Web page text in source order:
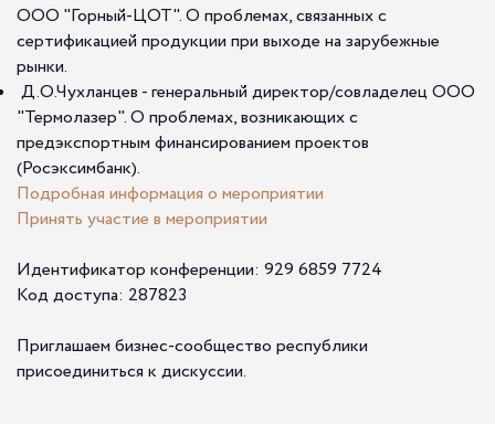
ООО "Горный-ЦОТ". О проблемах, связанных с
сертификацией продукции при выходе на зарубежные
рынки.
Д.О.Чухланцев - генеральный директор/совладелец ООО
"Термолазер". О проблемах, возникающих с
предэкспортным финансированием проектов
(Росэксимбанк).
Подробная информация о мероприятии
Принять участие в мероприятии
Идентификатор конференции: 929 6859 7724
Код доступа: 287823
Приглашаем бизнес-сообщество республики
присоединиться к дискуссии.